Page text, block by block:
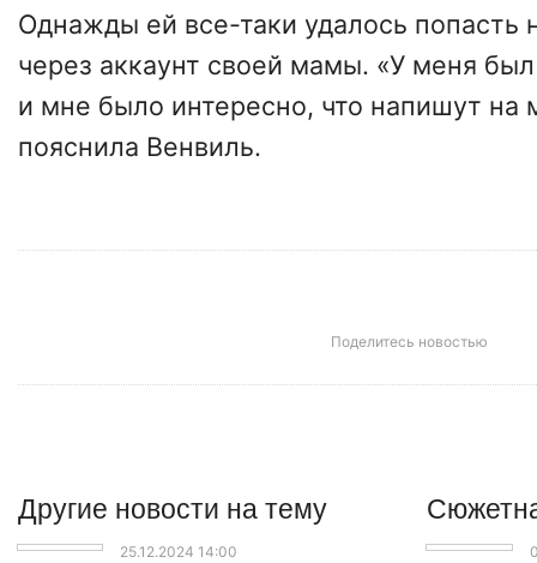
Однажды ей все-таки удалось попасть
через аккаунт своей мамы. «У меня
и мне было интересно, что напишут на
пояснила Венвиль.
Поделитесь новостью
Другие новости на тему
25.12.2024 14:00